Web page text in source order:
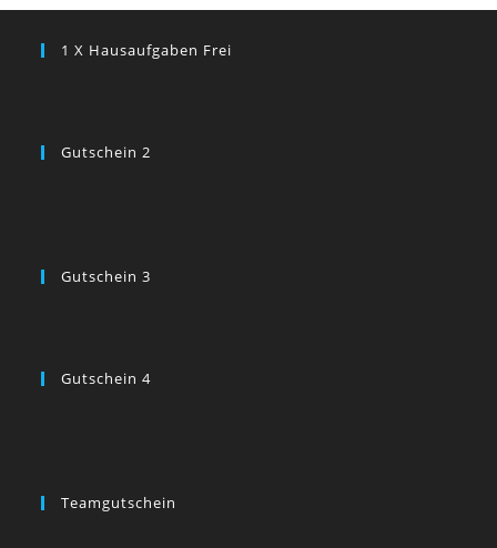
1 X Hausaufgaben Frei
Gutschein 2
Gutschein 3
Gutschein 4
Teamgutschein